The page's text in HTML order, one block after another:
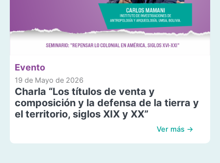
Evento
19 de Mayo de 2026
Charla “Los títulos de venta y
composición y la defensa de la tierra y
el territorio, siglos XIX y XX”
Ver más →